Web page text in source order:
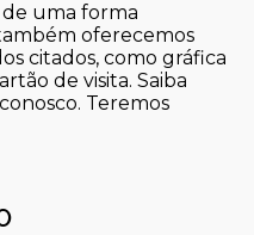
uma forma
oferecemos
citados, como gráfica
de visita. Saiba
Teremos